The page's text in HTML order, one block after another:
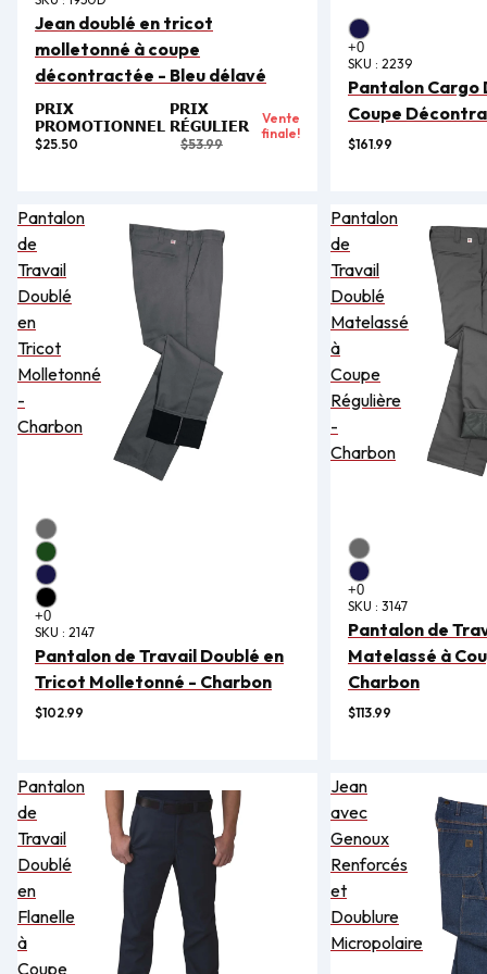
Jean doublé en tricot
molletonné à coupe
décontractée - Bleu délavé
PRIX
PROMOTIONNEL
$25.50
PRIX
RÉGULIER
$53.99
Vente
finale!
SKU : 2239
Pantalon Cargo
Coupe
$161.99
Pantalon
de
Travail
Doublé
en
Tricot
Molletonné
-
Charbon
SKU : 2147
Pantalon de Travail Doublé en
Tricot Molletonné - Charbon
$102.99
Pantalon
de
Travail
Doublé
Matelassé
à
Coupe
Régulière
-
Charbon
SKU : 3147
Pantalon de
Matelassé à
Charbon
$113.99
Pantalon
de
Travail
Doublé
en
Flanelle
à
Coupe
Jean
avec
Genoux
Renforcés
et
Doublure
Micropolaire